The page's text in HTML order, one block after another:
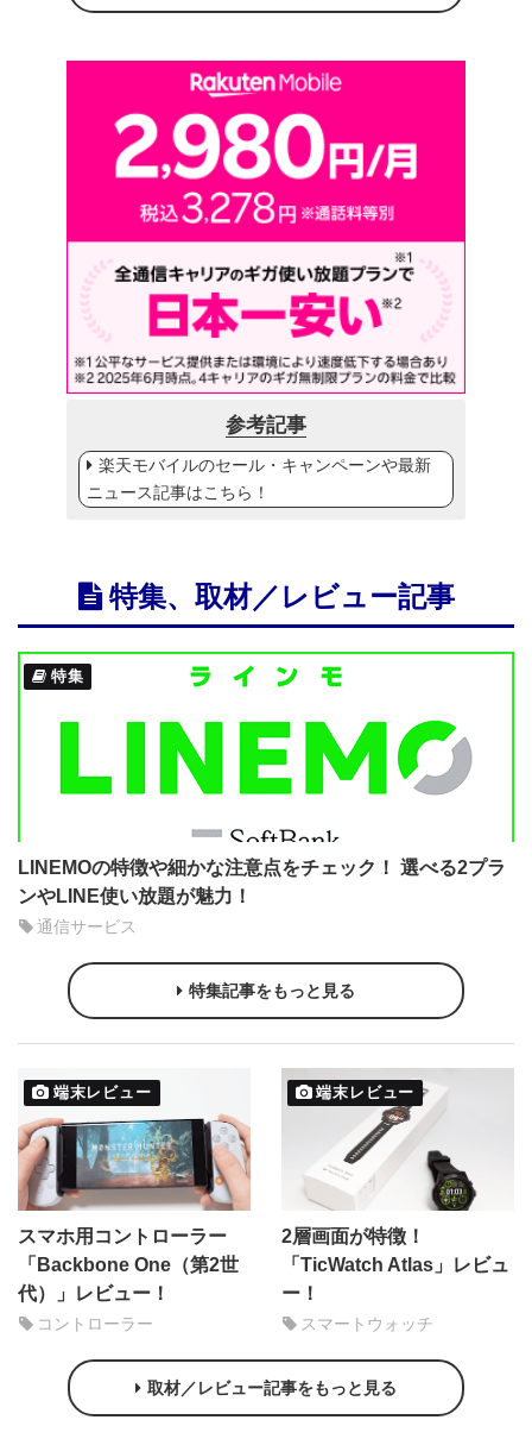
参考記事
楽天モバイルのセール・キャンペーンや最新
ニュース記事はこちら！
特集、取材／レビュー記事
特集
LINEMOの特徴や細かな注意点をチェック！ 選べる2プラ
ンやLINE使い放題が魅力！
通信サービス
特集記事をもっと見る
端末レビュー
スマホ用コントローラー
「Backbone One（第2世
代）」レビュー！
コントローラー
端末レビュー
2層画面が特徴！
「TicWatch Atlas」レビュ
ー！
スマートウォッチ
取材／レビュー記事をもっと見る